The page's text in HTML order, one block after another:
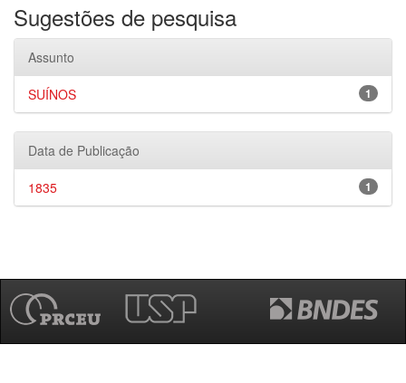
Sugestões de pesquisa
Assunto
1
SUÍNOS
Data de Publicação
1
1835